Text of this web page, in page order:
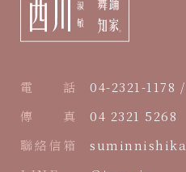
電 話
04-2321-1178
傳 真
04 2321 5268
聯絡信箱